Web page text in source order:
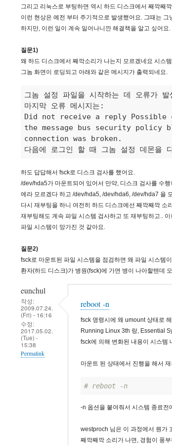
그리고 리눅스로 부팅하면 역시 하드 디스크에서 째깍째
이런 현상은 예전 부터 주기적으로 발생했어요. 그때는 그
하지만, 이런 일이 계속 일어나니깐 해결책을 알고 싶어요.
질문1)
왜 하드 디스크에서 째깍소리가 나는지 모르겠네요 시스
그놈 화면이 로딩되고 아래와 같은 메시지가 출력되네요.
그놈 설정 파일을 시작하는 데 오류가
마지막 오류 메시지는:
Did not receive a reply
the message bus security
connection was broken.
다음에 로그인 할 때 그놈 설정 데몬을
하도 답답해서 fsck로 디스크 검사를 했어요.
/dev/hda5가 마운트되어 있어서 만약, 디스크 검사를 수
에라 모르겠다 하고 /dev/hda5, /dev/hda6, /dev/hda7 을
다시 재부팅을 하니 여전히 하드 디스크에선 째깍째깍
재부팅해도 계속 파일 시스템 검사하고 또 재부팅하고..
파일 시스템이 망가진 것 같아요.
질문2)
fsck로 마운트된 파일 시스템을 점검하면 왜 파일 시스템
환자(하드 디스크)가 병원(fsck)에 가면 병이 나아할텐데
eunchul
작성:
2009.07.24.
(Fri) - 16:16
수정:
2017.05.02.
(Tue) -
15:38
Permalink
reboot -n
fsck 명령시에 왜 umount 상태로
Running Linux 3th 랑, Essential
fsck에 의해 변화된 내용이 시스템
마운트 된 상태에서 진행을 해서
# reboot -n
-n 옵션을 붙여줘서 시스템 종료전
westproch 님은 이 과정에서 뭔가
째깍째깍 소리가 나면, 경험이 풍